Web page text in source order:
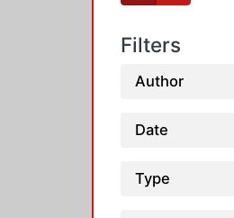
Filters
Author
Date
Type